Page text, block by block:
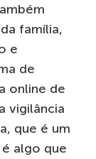
família,
e
de
online de
vigilância
que é um
algo que